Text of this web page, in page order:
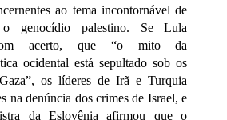
ao tema incontornável de
genocídio palestino.
Se Lula
acerto, que “o mito da
ocidental está sepultado sob os
os líderes de Irã e Turquia
na denúncia dos crimes de Israel, e
da Eslovênia afirmou que o